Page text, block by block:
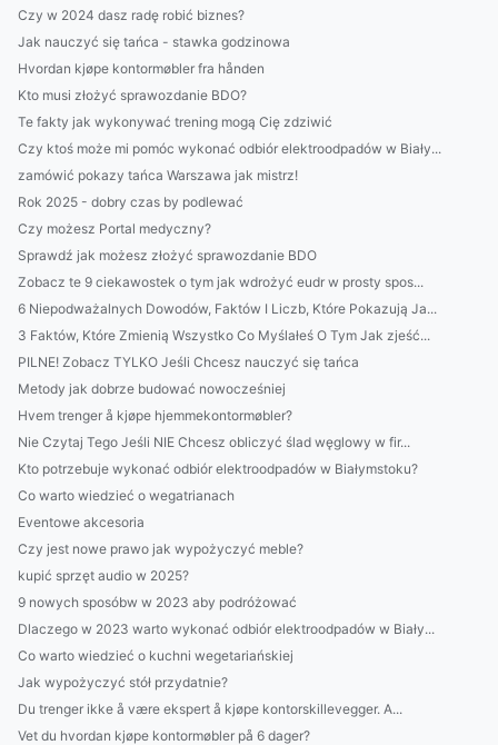
Czy w 2024 dasz radę robić biznes?
Jak nauczyć się tańca - stawka godzinowa
Hvordan kjøpe kontormøbler fra hånden
Kto musi złożyć sprawozdanie BDO?
Te fakty jak wykonywać trening mogą Cię zdziwić
Czy ktoś może mi pomóc wykonać odbiór elektroodpadów w Biały...
zamówić pokazy tańca Warszawa jak mistrz!
Rok 2025 - dobry czas by podlewać
Czy możesz Portal medyczny?
Sprawdź jak możesz złożyć sprawozdanie BDO
Zobacz te 9 ciekawostek o tym jak wdrożyć eudr w prosty spos...
6 Niepodważalnych Dowodów, Faktów I Liczb, Które Pokazują Ja...
3 Faktów, Które Zmienią Wszystko Co Myślałeś O Tym Jak zjeść...
PILNE! Zobacz TYLKO Jeśli Chcesz nauczyć się tańca
Metody jak dobrze budować nowocześniej
Hvem trenger å kjøpe hjemmekontormøbler?
Nie Czytaj Tego Jeśli NIE Chcesz obliczyć ślad węglowy w fir...
Kto potrzebuje wykonać odbiór elektroodpadów w Białymstoku?
Co warto wiedzieć o wegatrianach
Eventowe akcesoria
Czy jest nowe prawo jak wypożyczyć meble?
kupić sprzęt audio w 2025?
9 nowych sposóbw w 2023 aby podróżować
Dlaczego w 2023 warto wykonać odbiór elektroodpadów w Biały...
Co warto wiedzieć o kuchni wegetariańskiej
Jak wypożyczyć stół przydatnie?
Du trenger ikke å være ekspert å kjøpe kontorskillevegger. A...
Vet du hvordan kjøpe kontormøbler på 6 dager?